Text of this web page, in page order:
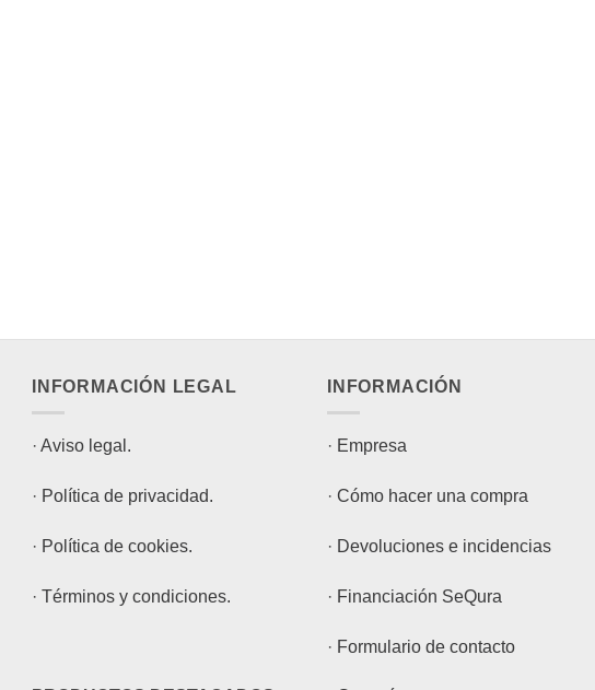
INFORMACIÓN LEGAL
· Aviso legal.
· Política de privacidad.
· Política de cookies.
· Términos y condiciones.
INFORMACIÓN
· Empresa
· Cómo hacer una compra
· Devoluciones e incidencias
· Financiación SeQura
· Formulario de contacto